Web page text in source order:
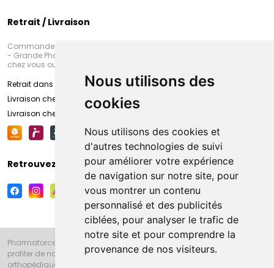
Nous utilisons des
cookies
Nous utilisons des cookies et
d'autres technologies de suivi
pour améliorer votre expérience
de navigation sur notre site, pour
vous montrer un contenu
personnalisé et des publicités
ciblées, pour analyser le trafic de
notre site et pour comprendre la
provenance de nos visiteurs.
Retrait / Livraison
Commandez en ligne et venez chercher votre commande à Amiens
- Grande Pharmacie d’Amiens (Fachon) ou recevez-là rapidement
chez vous ou en point retrait
Retrait dans la pharmacie d’Amiens
Livraison chez vous
Livraison chez votre commerçant
Retrouvez-nous sur vos réseaux sociaux
Pharmaforce.fr et la Grande Pharmacie d’Amiens vous souhaitent de
profiter de notre accueil, de nos conseils pharmaceutiques,
orthopédiques, homéopathiques, parapharmaceutiques, beauté et